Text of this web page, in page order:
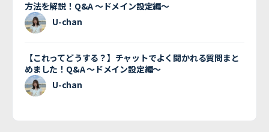
方法を解説！Q&A 〜ドメイン設定編〜
U-chan
【これってどうする？】チャットでよく聞かれる質問まと
めました！Q&A 〜ドメイン設定編〜
U-chan